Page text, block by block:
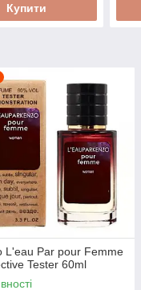
Купити
L'eau Par pour Femme
Tester 60ml